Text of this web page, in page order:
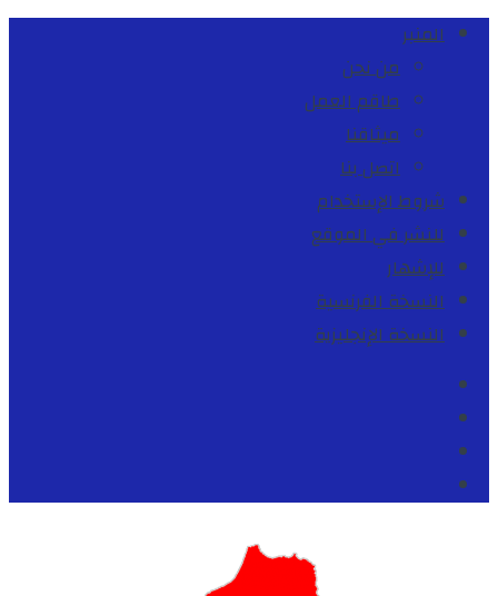
المنبر
من نحن
طاقم العمل
ميثاقنا
اتصل بنا
شروط الإستخدام
للنشر في الموقع
للإشهار
النسخة الفرنسية
النسخة الإنجليزية